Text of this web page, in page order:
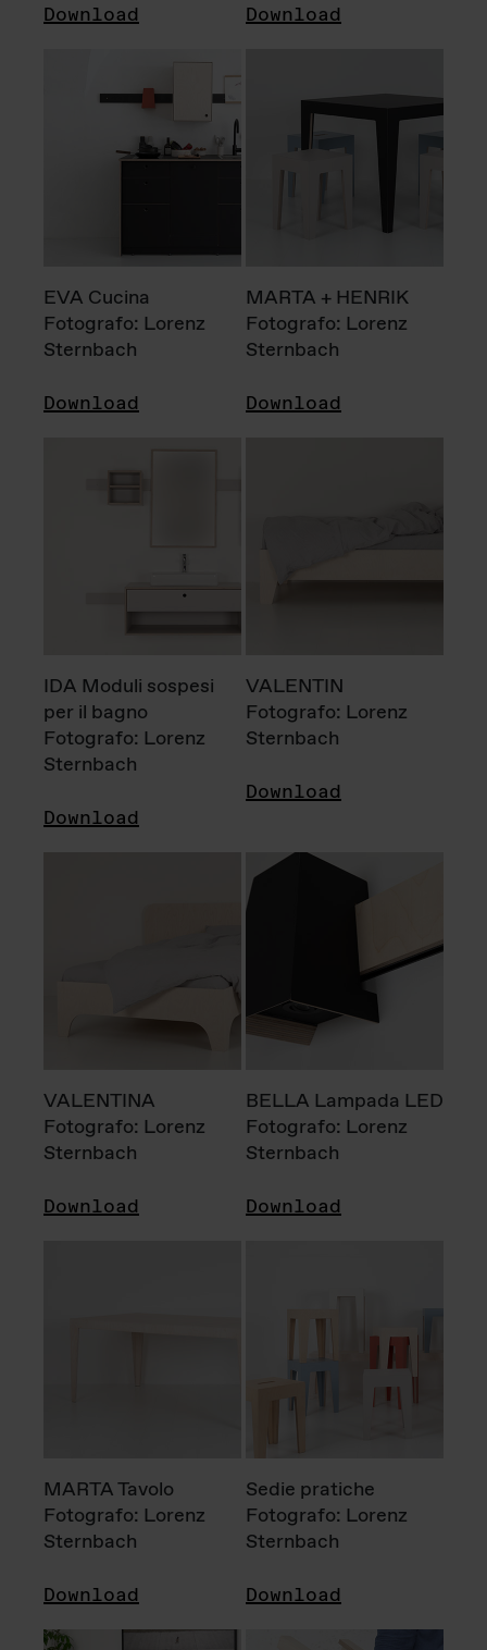
Download Download
EVA Cucina
Fotografo: Lorenz
Sternbach
Download
MARTA + HENRIK
Fotografo: Lorenz
Sternbach
Download
IDA Moduli sospesi
per il bagno
Fotografo: Lorenz
Sternbach
Download
VALENTIN
Fotografo: Lorenz
Sternbach
Download
VALENTINA
Fotografo: Lorenz
Sternbach
Download
BELLA Lampada LED
Fotografo: Lorenz
Sternbach
Download
MARTA Tavolo
Fotografo: Lorenz
Sternbach
Download
Sedie pratiche
Fotografo: Lorenz
Sternbach
Download